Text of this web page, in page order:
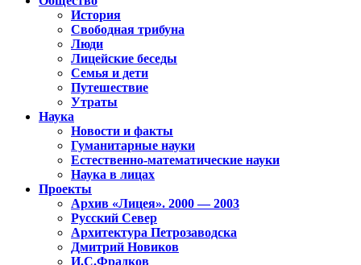
История
Свободная трибуна
Люди
Лицейские беседы
Семья и дети
Путешествие
Утраты
Наука
Новости и факты
Гуманитарные науки
Естественно-математические науки
Наука в лицах
Проекты
Архив «Лицея». 2000 — 2003
Русский Север
Архитектура Петрозаводска
Дмитрий Новиков
И.С.Фрадков